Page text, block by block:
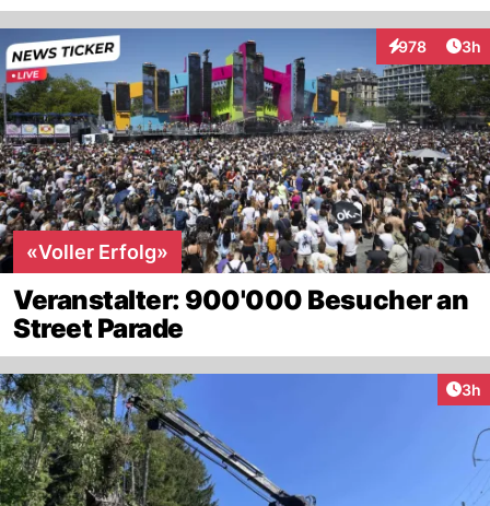
978
Interaktionen
3h
«Voller Erfolg»
Veranstalter: 900'000 Besucher an
Street Parade
3h